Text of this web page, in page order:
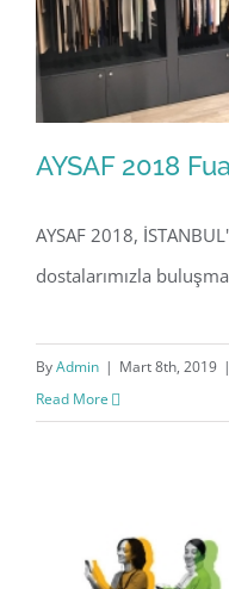
AYSAF 2018
AYSAF 2018,
dostalarımızla
ByAdmin | Mart 8th, 2019 |
Read More